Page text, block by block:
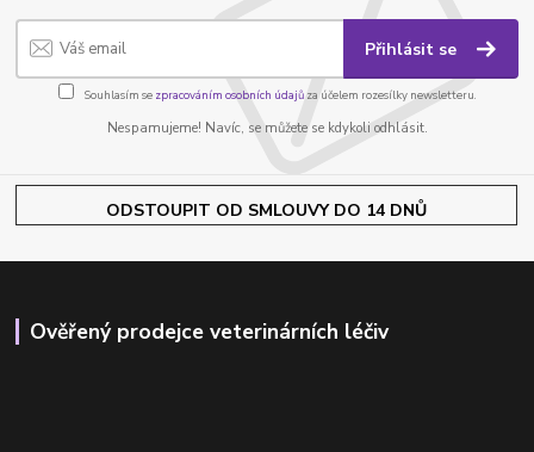
Přihlásit se
Souhlasím se zpracováním osobních údajůza účelem rozesílky newsletteru.
Nespamujeme! Navíc, se můžete se kdykoli odhlásit.
ODSTOUPIT OD SMLOUVY DO 14 DNŮ
Ověřený prodejce veterinárních léčiv